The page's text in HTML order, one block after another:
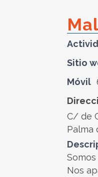
Sitio
Móvil
C/ de
Palma
Nos